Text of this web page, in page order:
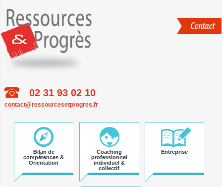
02 31 93 02 10
contact@ressourcesetprogres.fr
Contact
Aller
au
contenu
Bilan de
compétences &
Orientation
Coaching
professionnel
individuel &
collectif
Entreprise